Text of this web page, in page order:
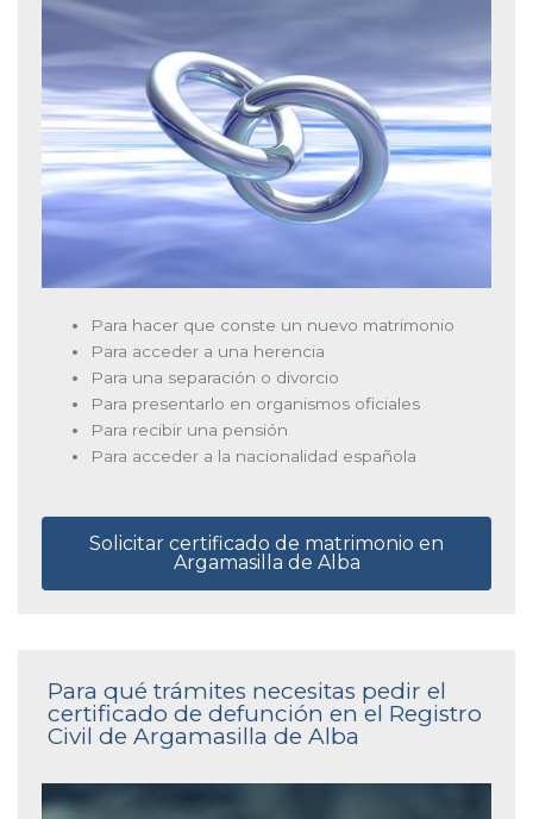
Para hacer que conste un nuevo matrimonio
Para acceder a una herencia
Para una separación o divorcio
Para presentarlo en organismos oficiales
Para recibir una pensión
Para acceder a la nacionalidad española
Solicitar certificado de matrimonio en
Argamasilla de Alba
Para qué trámites necesitas pedir el
certificado de defunción en el Registro
Civil de Argamasilla de Alba